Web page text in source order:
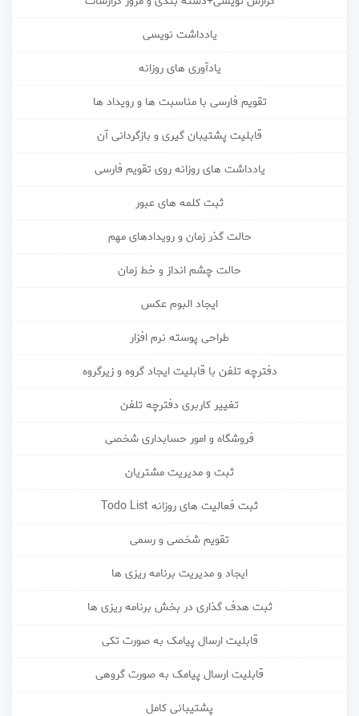
یادداشت نویسی
یادآوری های روزانه
تقویم فارسی با مناسبت ها و رویداد ها
قابلیت پشتیبان گیری و بازگردانی آن
یادداشت های روزانه روی تقویم فارسی
ثبت کلمه های عبور
حالت گذر زمان و رویدادهای مهم
حالت چشم انداز و خط زمان
ایجاد البوم عکس
طراحی پوسته نرم افزار
دفترچه تلفن با قابلیت ایجاد گروه و زیرگروه
تغییر کاربری دفترچه تلفن
فروشگاه و امور حسابداری شخصی
ثبت و مدیریت مشتریان
ثبت فعالیت های روزانه Todo List
تقویم شخصی و رسمی
ایجاد و مدیریت برنامه ریزی ها
ثبت هدف گذاری در بخش برنامه ریزی ها
قابلیت ارسال پیامک به صورت تکی
قابلیت ارسال پیامک به صورت گروهی
پشتیبانی کامل